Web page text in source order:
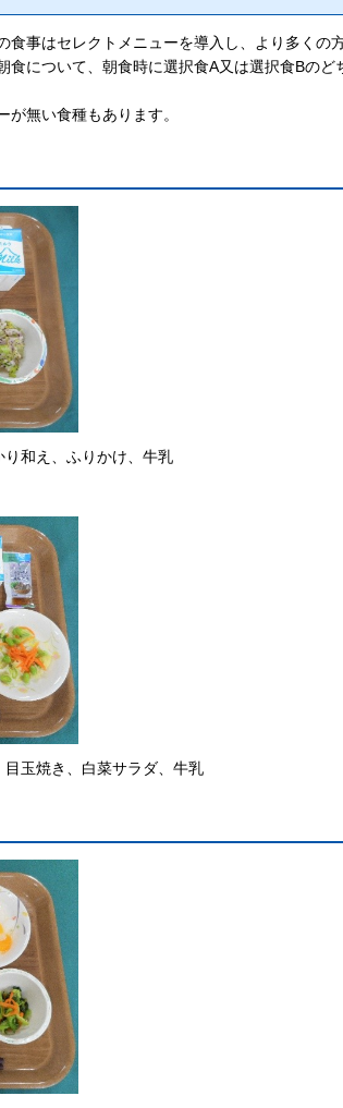
食事はセレクトメニューを導入し、より多くの
食について、朝食時に選択食A又は選択食Bのど
が無い食種もあります。
和え、ふりかけ、牛乳
玉焼き、白菜サラダ、牛乳